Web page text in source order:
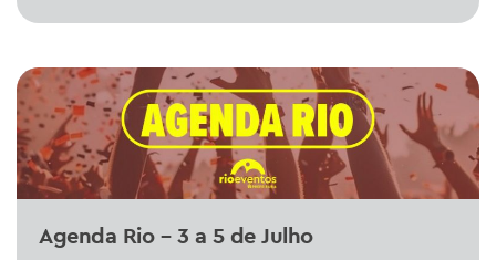
Agenda Rio – 3 a 5 de Julho